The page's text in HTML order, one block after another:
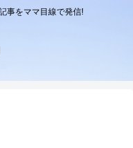
事をママ目線で発信!